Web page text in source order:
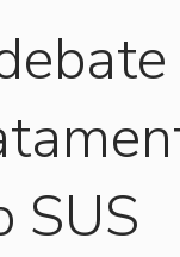
SUS